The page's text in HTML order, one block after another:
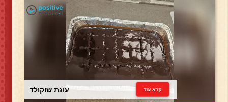
עוגת שוקולד קרא עוד